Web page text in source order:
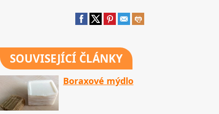
SOUVISEJÍCÍ ČLÁNKY
Boraxové mýdlo